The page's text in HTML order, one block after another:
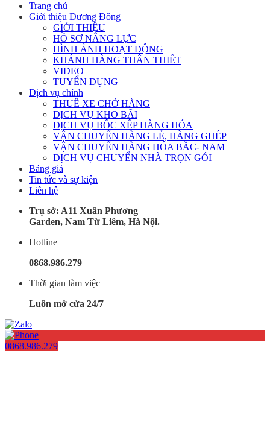
Trang chủ
Giới thiệu Dương Đông
GIỚI THIỆU
HỒ SƠ NĂNG LỰC
HÌNH ẢNH HOẠT ĐỘNG
KHÁNH HÀNG THÂN THIẾT
VIDEO
TUYỂN DỤNG
Dịch vụ chính
THUÊ XE CHỞ HÀNG
DỊCH VỤ KHO BÃI
DỊCH VỤ BỐC XẾP HÀNG HÓA
VẬN CHUYỂN HÀNG LẺ, HÀNG GHÉP
VẬN CHUYỂN HÀNG HÓA BẮC- NAM
DỊCH VỤ CHUYỂN NHÀ TRỌN GÓI
Bảng giá
Tin tức và sự kiện
Liên hệ
Trụ sở: A11 Xuân Phương
Garden, Nam Từ Liêm, Hà Nội.
Hotline
0868.986.279
Thời gian làm việc
Luôn mở cửa 24/7
0868.986.279